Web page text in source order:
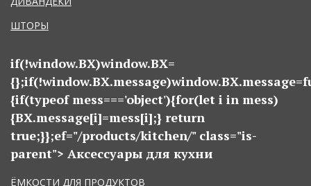
ШТОРЫ
if(!window.BX)window.BX=
{if(typeof mess==='object'){for(let i in mess)
{BX.message[i]=mess[i];} return
true;}};ef="/products/kitchen/" class="is-
parent"> Аксессуары для кухни
ЁМКОСТИ ДЛЯ ПРОДУКТОВ